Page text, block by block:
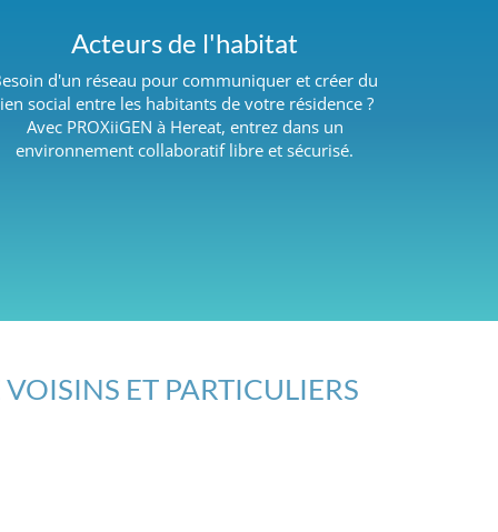
Acteurs de l'habitat
d'un réseau pour communiquer et créer du
social entre les habitants de votre résidence ?
Avec PROXiiGEN à Hereat, entrez dans un
environnement collaboratif libre et sécurisé.
ET PARTICULIERS